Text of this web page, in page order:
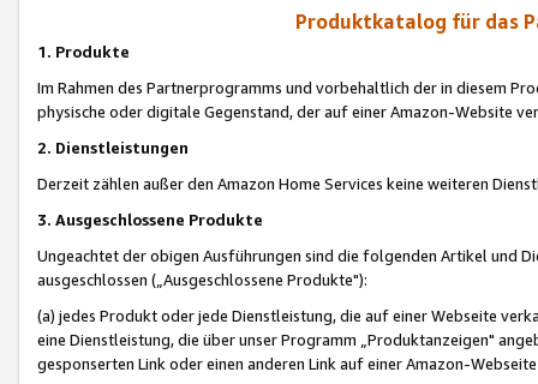
Produktkatalog für das
1. Produkte
Im Rahmen des Partnerprogramms und vorbehaltlich der in diesem
physische oder digitale Gegenstand, der auf einer Amazon-Website
2. Dienstleistungen
Derzeit zählen außer den Amazon Home Services keine weiteren
3. Ausgeschlossene Produkte
Ungeachtet der obigen Ausführungen sind die folgenden Artikel und
ausgeschlossen („Ausgeschlossene Produkte"):
(a) jedes Produkt oder jede Dienstleistung, die auf einer Webseite
eine Dienstleistung, die über unser Programm „Produktanzeigen"
gesponserten Link oder einen anderen Link auf einer Amazon-